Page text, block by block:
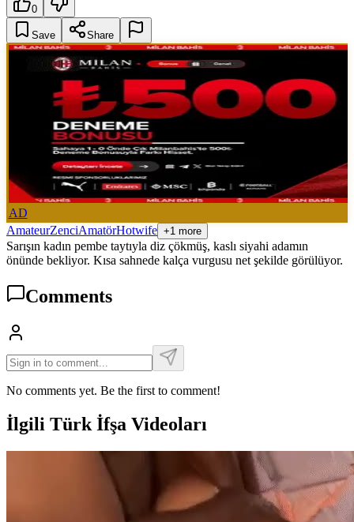
0
Save Share
AD
AmateurZenciAmatörHotwife +1 more
Sarışın kadın pembe taytıyla diz çökmüş, kaslı siyahi adamın
önünde bekliyor. Kısa sahnede kalça vurgusu net şekilde görülüyor.
Comments
No comments yet. Be the first to comment!
İlgili Türk İfşa Videoları